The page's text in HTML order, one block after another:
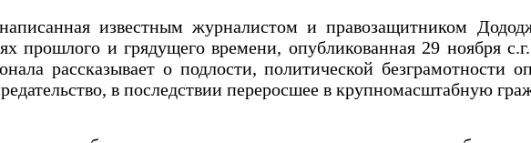
известным журналистом и правозащитником
прошлого и грядущего времени, опубликованная 29 ноября
рассказывает о подлости, политической
в последствии переросшее в крупномасштабную